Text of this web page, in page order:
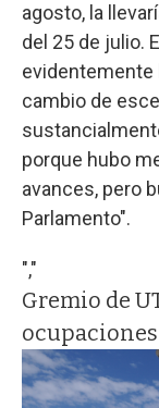
agosto, la
del 25 de julio.
evidentemente
cambio de
porque hubo
avances, pero
Parlamento".
","
Gremio de
ocupaciones